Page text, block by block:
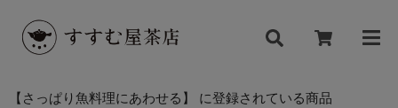
【さっぱり魚料理にあわせる】 に登録されている商品